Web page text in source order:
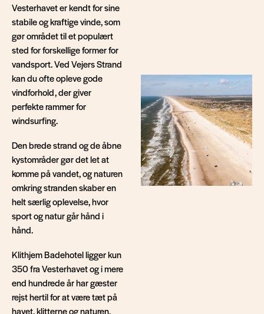
Vesterhavet er kendt for sine
stabile og kraftige vinde, som
gør området til et populært
sted for forskellige former for
vandsport. Ved Vejers Strand
kan du ofte opleve gode
vindforhold, der giver
perfekte rammer for
windsurfing.
Den brede strand og de åbne
kystområder gør det let at
komme på vandet, og naturen
omkring stranden skaber en
helt særlig oplevelse, hvor
sport og natur går hånd i
hånd.
Klithjem Badehotel ligger kun
350 fra Vesterhavet og i mere
end hundrede år har gæster
rejst hertil for at være tæt på
havet, klitterne og naturen.